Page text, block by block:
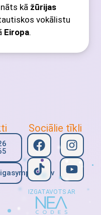
kā žūrijas
vokālistu
Eiropa.
Sociālie tīkli
IZGATAVOTS AR